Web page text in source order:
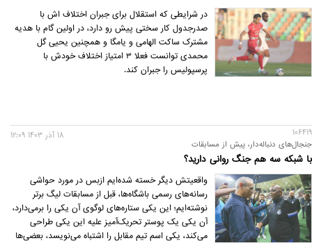
در شرایطی که استقلال برای جبران اختلاف اش با
صدرجدول کار سختی پیش رو دارد، در اولین گام با هدیه
مشترک ساکت الهامی و یامگا و همچنین یحیی گل
محمدی توانست فعلا 3 امتیاز اختلاف خودش با
پرسپولیس را جبران کند.
106419
جنجال‌های دنباله‌دار، پیش از مسابقات
با شبکه سه هم جنگ روانی دارید؟
18 آذر 1403 12:09
واقعیتش دیگر خسته شده‌ایم از‌بس در مورد حواشی
رسانه‌های رسمی باشگاه‌ها، قبل از مسابقات لیگ برتر
نوشته‌ایم؛ این یکی ستاره‌های لوگوی آن یکی را برمی‌دارد،
آن یکی یک پوستر تحریک‌آمیز علیه این یکی طراحی
می‌کند، یکی اسم تیم مقابل را اشتباه می‌نویسد، بعضی‌ها